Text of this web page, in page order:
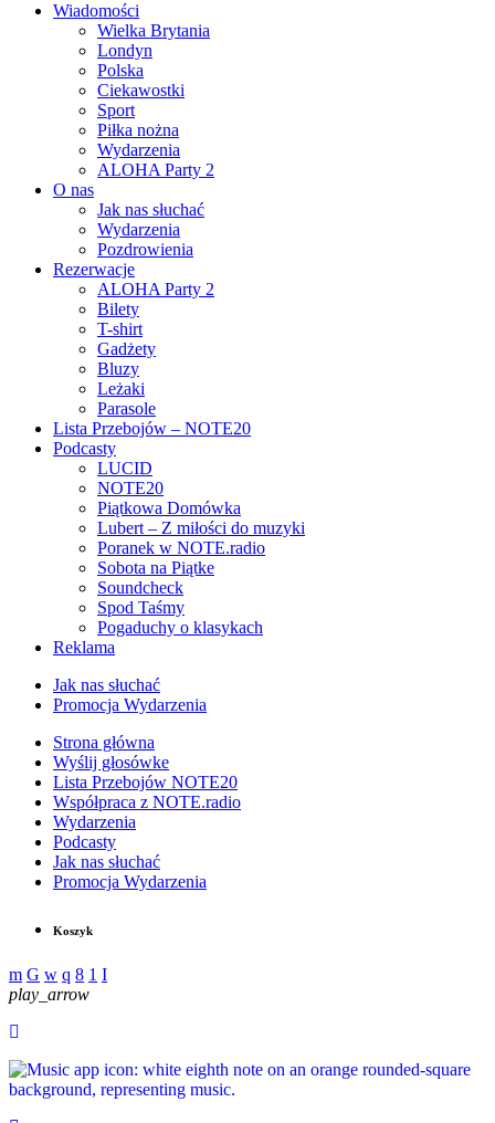
Wiadomości
Wielka Brytania
Londyn
Polska
Ciekawostki
Sport
Piłka nożna
Wydarzenia
ALOHA Party 2
O nas
Jak nas słuchać
Wydarzenia
Pozdrowienia
Rezerwacje
ALOHA Party 2
Bilety
T-shirt
Gadżety
Bluzy
Leżaki
Parasole
Lista Przebojów – NOTE20
Podcasty
LUCID
NOTE20
Piątkowa Domówka
Lubert – Z miłości do muzyki
Poranek w NOTE.radio
Sobota na Piątke
Soundcheck
Spod Taśmy
Pogaduchy o klasykach
Reklama
Jak nas słuchać
Promocja Wydarzenia
Strona główna
Wyślij głosówke
Lista Przebojów NOTE20
Współpraca z NOTE.radio
Wydarzenia
Podcasty
Jak nas słuchać
Promocja Wydarzenia
Koszyk
play_arrow